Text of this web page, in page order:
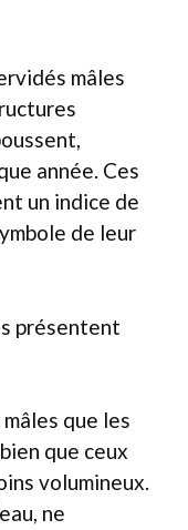
mâles
année. Ces
un indice de
de leur
présentent
que les
que ceux
volumineux.
ne